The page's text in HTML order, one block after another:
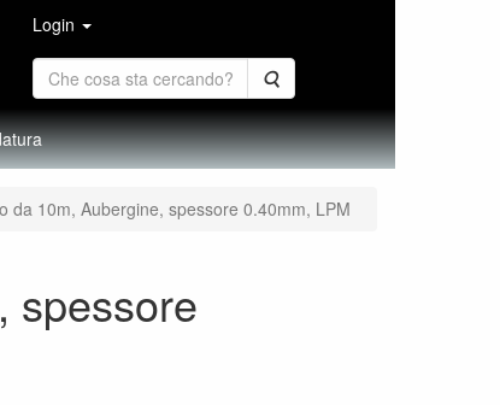
Login
Cerca
da 10m, Aubergine, spessore 0.40mm, LPM
spessore